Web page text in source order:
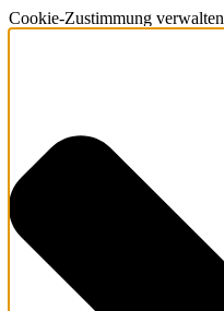
Cookie-Zustimmung verwalten